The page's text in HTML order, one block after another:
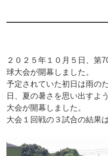
２０２５年１０月５日、第
球大会が開幕しました。
予定されていた初日は雨の
日、夏の暑さを思い出すよ
大会が開幕しました。
大会１回戦の３試合の結果